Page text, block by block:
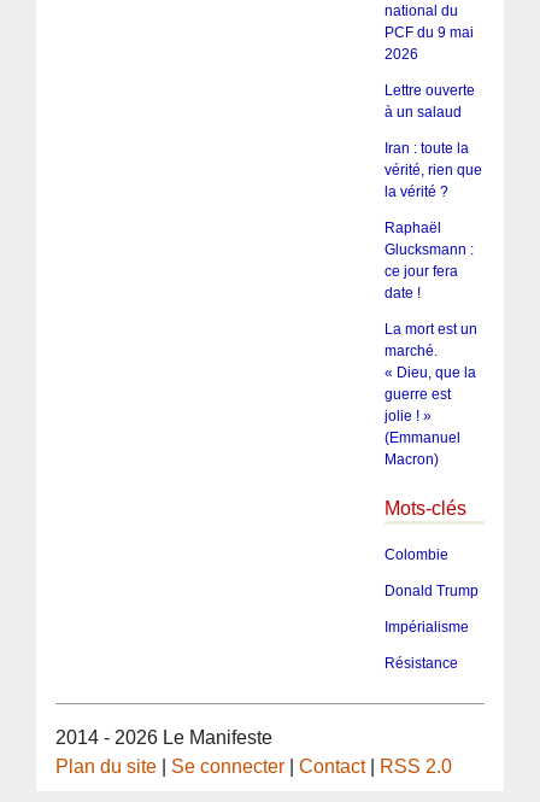
national du
PCF du 9 mai
2026
Lettre ouverte
à un salaud
Iran : toute la
vérité, rien que
la vérité ?
Raphaël
Glucksmann :
ce jour fera
date !
La mort est un
marché.
« Dieu, que la
guerre est
jolie ! »
(Emmanuel
Macron)
Mots-clés
Colombie
Donald Trump
Impérialisme
Résistance
2014 - 2026 Le Manifeste
Plan du site
Se connecter |Contact| RSS 2.0